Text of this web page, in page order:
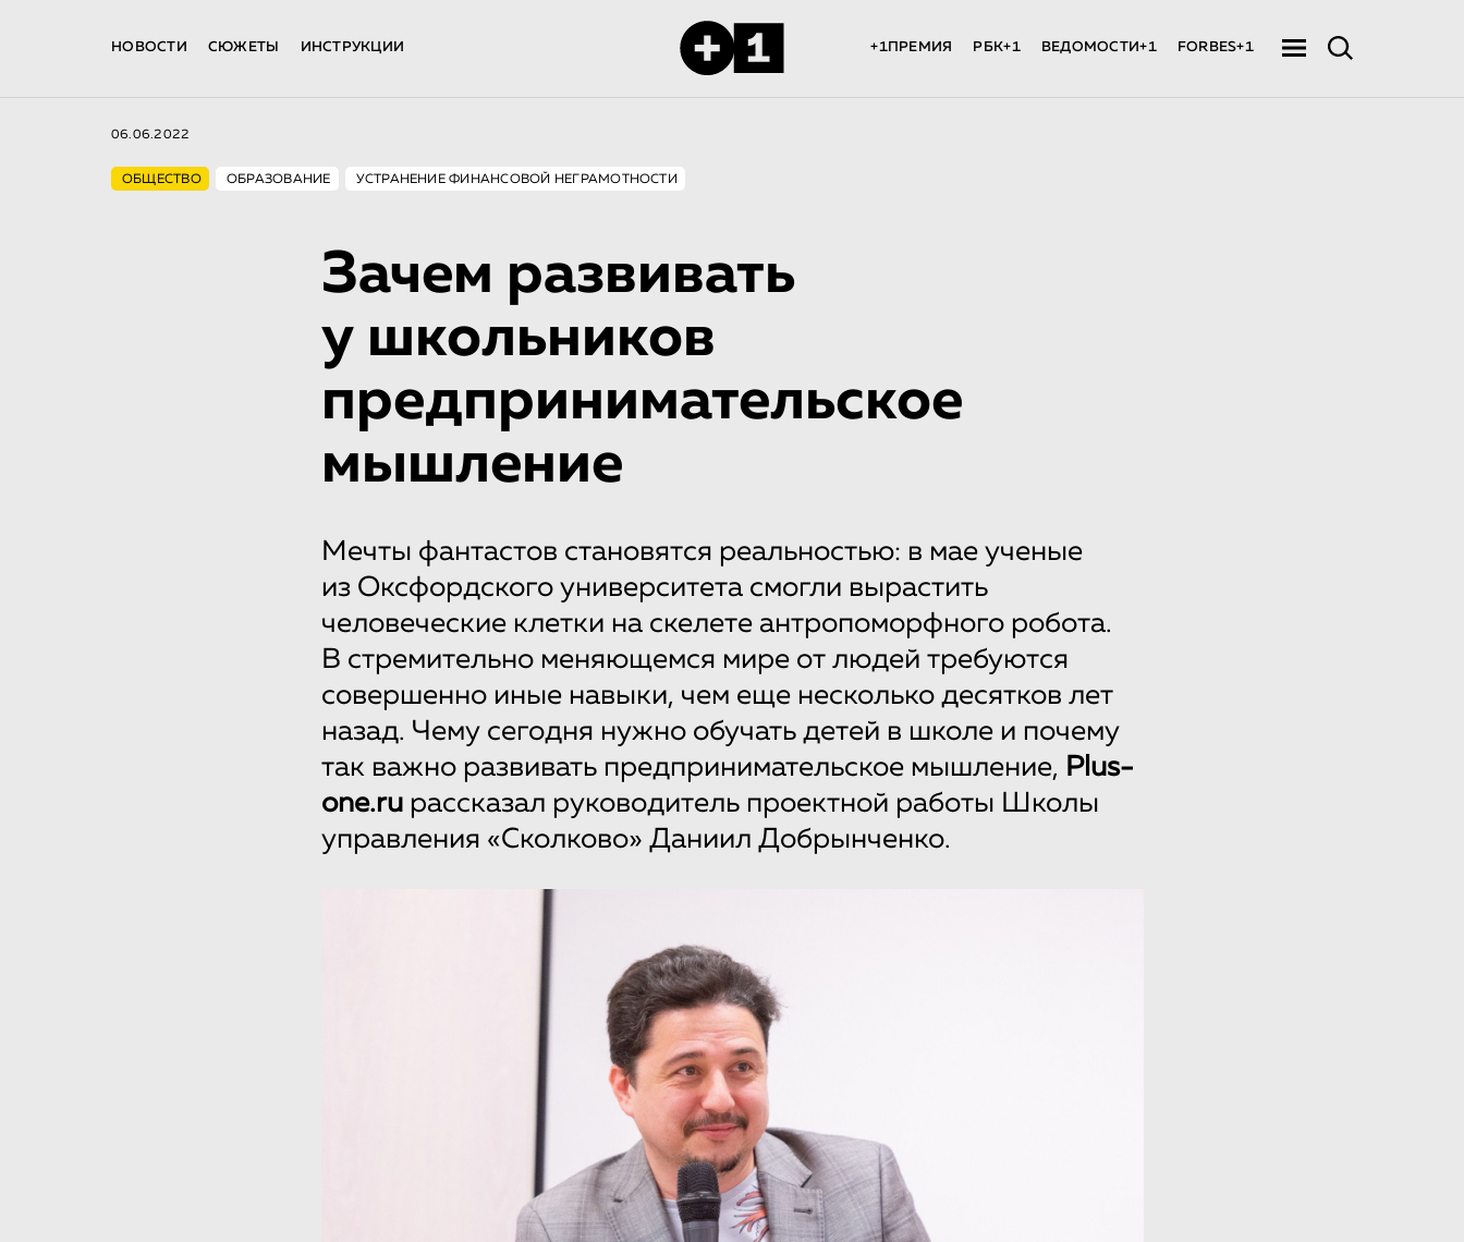
НОВОСТИ СЮЖЕТЫ ИНСТРУКЦИИ +1ПРЕМИЯ РБК+1 ВЕДОМОСТИ+1 FORBES+1
06.06.2022
ОБЩЕСТВО ОБРАЗОВАНИЕ УСТРАНЕНИЕ ФИНАНСОВОЙ НЕГРАМОТНОСТИ
Зачем развивать
у школьников
предпринимательское
мышление
Мечты фантастов становятся реальностью: в мае ученые
из Оксфордского университета смогли вырастить
человеческие клетки на скелете антропоморфного робота.
В стремительно меняющемся мире от людей требуются
совершенно иные навыки, чем еще несколько десятков лет
назад. Чему сегодня нужно обучать детей в школе и почему
так важно развивать предпринимательское мышление, Plus-
one.ruрассказал руководитель проектной работы Школы
управления «Сколково» Даниил Добрынченко.